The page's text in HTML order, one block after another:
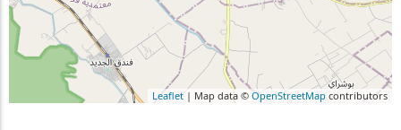
Leaflet | Map data © OpenStreetMap contributors